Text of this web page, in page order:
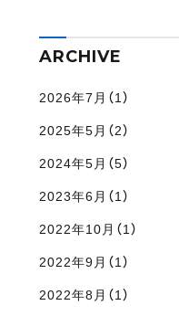
ARCHIVE
2026年7月（1）
2025年5月（2）
2024年5月（5）
2023年6月（1）
2022年10月（1）
2022年9月（1）
2022年8月（1）